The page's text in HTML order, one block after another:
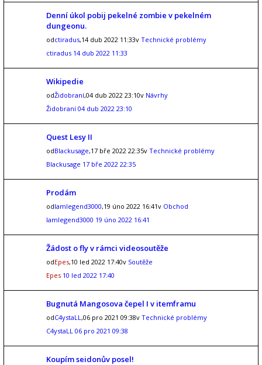
Denní úkol pobij pekelné zombie v pekelném
dungeonu.
odctiradus,14 dub 2022 11:33v Technické problémy
ctiradus 14 dub 2022 11:33
Wikipedie
odŽidobraní,04 dub 2022 23:10v Návrhy
Židobraní 04 dub 2022 23:10
Quest Lesy II
odBlackusage,17 bře 2022 22:35v Technické problémy
Blackusage 17 bře 2022 22:35
Prodám
odIamlegend3000,19 úno 2022 16:41v Obchod
Iamlegend3000 19 úno 2022 16:41
Žádost o fly v rámci videosoutěže
odEpes,10 led 2022 17:40v Soutěže
Epes 10 led 2022 17:40
Bugnutá Mangosova čepel I v itemframu
odC4ystaLL,06 pro 2021 09:38v Technické problémy
C4ystaLL 06 pro 2021 09:38
Koupím seidonův posel!